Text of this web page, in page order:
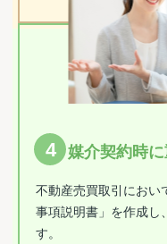
4 媒介契約時
不動産売買取引におい
事項説明書」を作成し
す。